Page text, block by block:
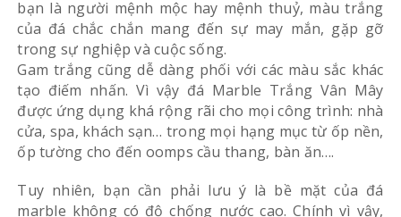
bạn là người mệnh mộc hay mệnh thuỷ, màu trắng
của đá chắc chắn mang đến sự may mắn, gặp gỡ
trong sự nghiệp và cuộc sống.
Gam trắng cũng dễ dàng phối với các màu sắc khác
tạo điếm nhấn. Vì vậy đá Marble Trắng Vân Mây
được ứng dụng khá rộng rãi cho mọi công trình: nhà
cửa, spa, khách sạn… trong mọi hạng mục từ ốp nền,
ốp tường cho đến oomps cầu thang, bàn ăn….
Tuy nhiên, bạn cần phải lưu ý là bề mặt của đá
marble không có độ chống nước cao. Chính vì vậy,